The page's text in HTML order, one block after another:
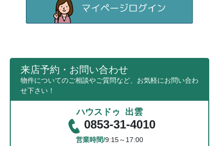
来店予約・お問い合わせ
物件についてのご相談やご質問など、お気軽にお問い合わ
せ下さい！
ハウスドゥ 出雲
0853-31-4010
営業時間/9:15～17:00